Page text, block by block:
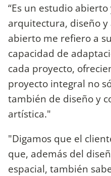
“Es un estudio
arquitectura, diseño y
abierto me refiero a
capacidad de
cada proyecto,
proyecto integral no
también de diseño y
artística."
"Digamos que el
que, además del
espacial, también